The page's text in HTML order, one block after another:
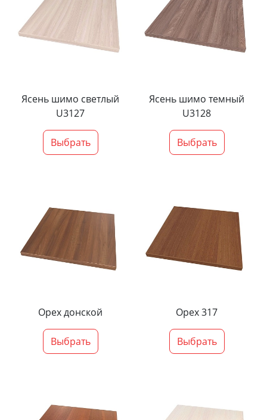
Ясень шимо светлый
U3127
Выбрать
Ясень шимо темный
U3128
Выбрать
Орех донской
Выбрать
Орех 317
Выбрать